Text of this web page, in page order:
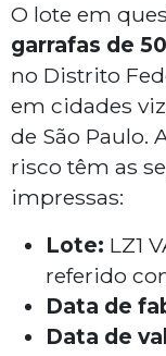
O lote em
garrafas de
no Distrito
em cidades
de São Paulo.
risco têm as
impressas:
Lote: LZ1
referido
Data de
Data de